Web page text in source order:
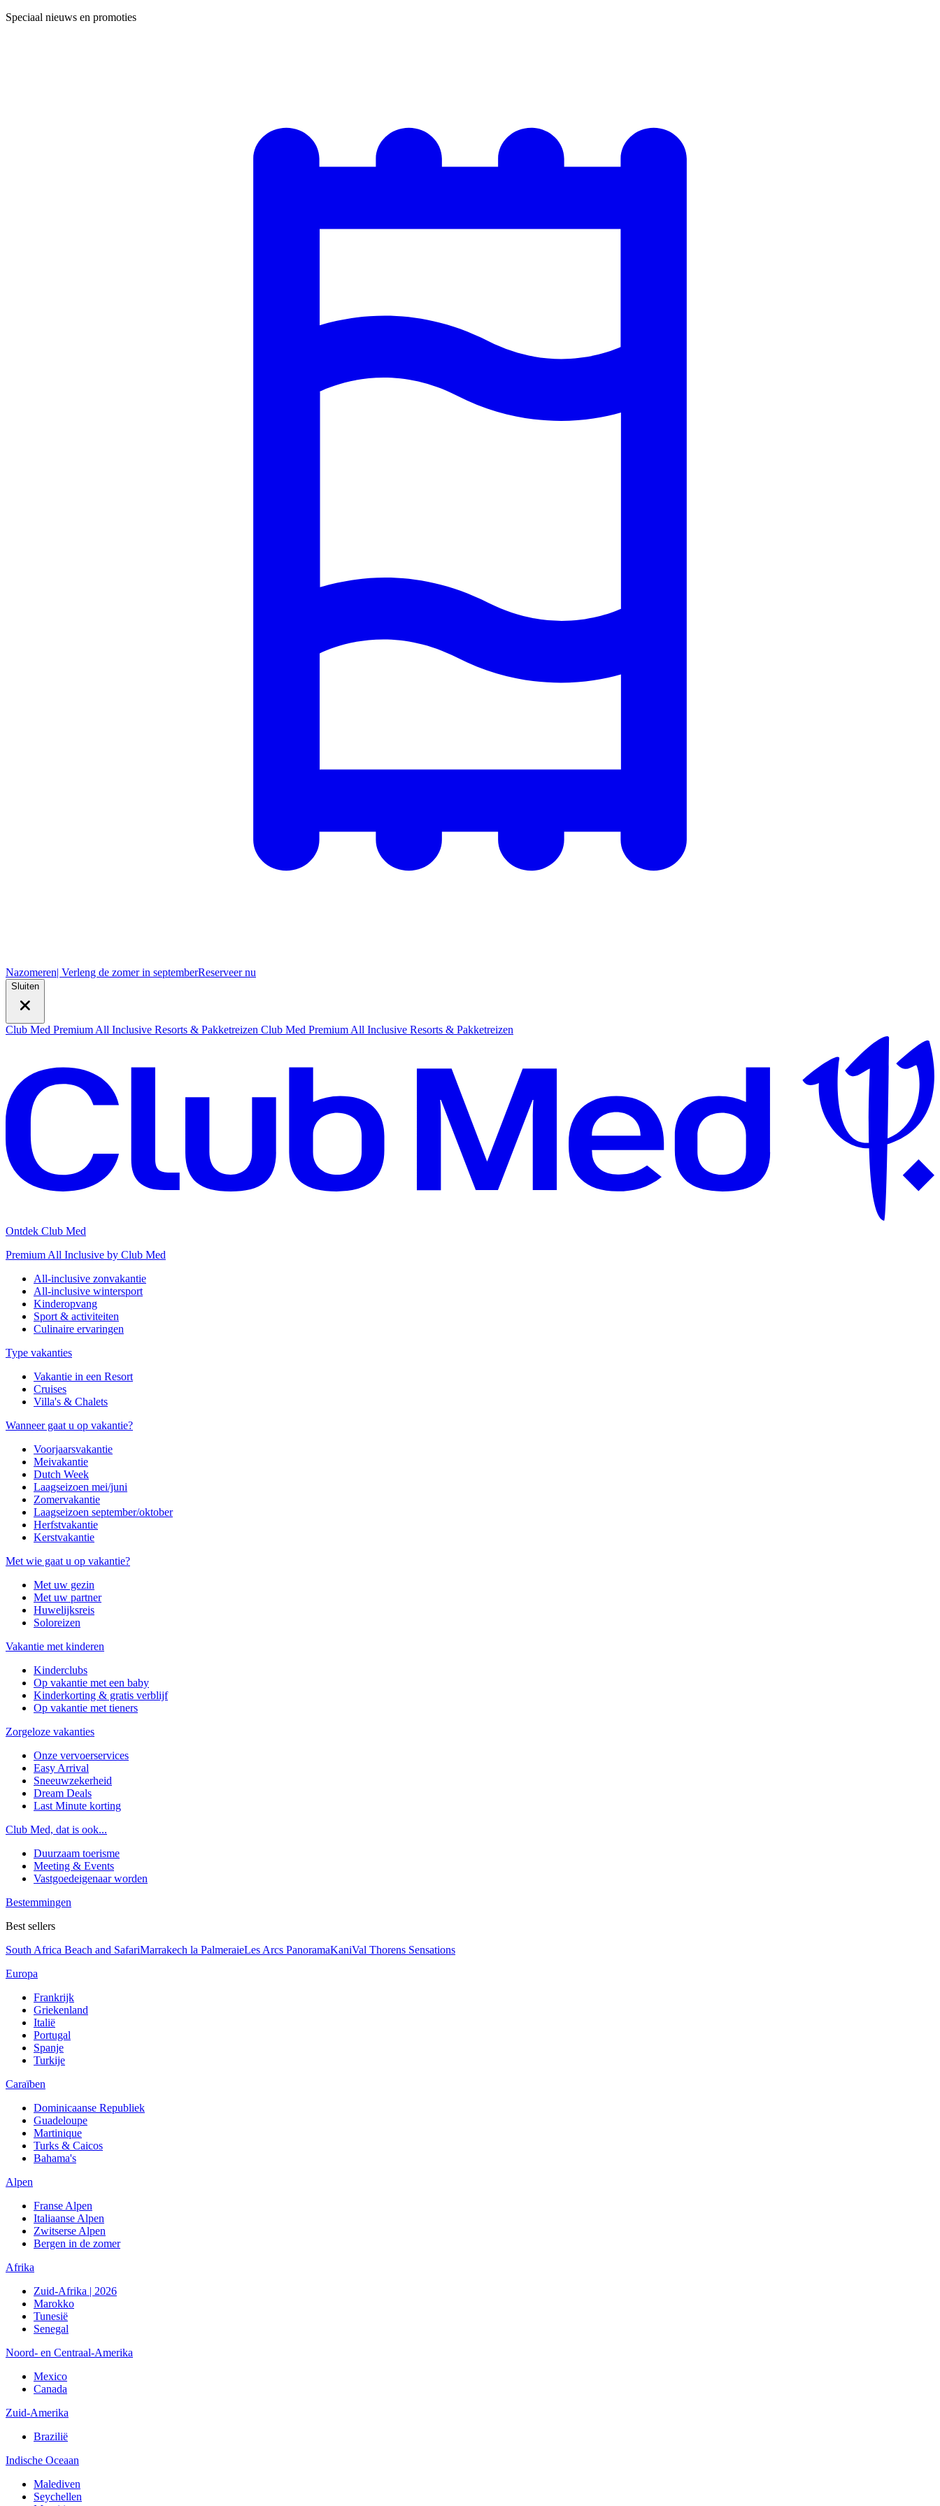
Speciaal nieuws en promoties
Nazomeren| Verleng de zomer in septemberReserveer nu
Sluiten
Club Med Premium All Inclusive Resorts & Pakketreizen Club Med Premium All Inclusive Resorts & Pakketreizen
Ontdek Club Med
Premium All Inclusive by Club Med
All-inclusive zonvakantie
All-inclusive wintersport
Kinderopvang
Sport & activiteiten
Culinaire ervaringen
Type vakanties
Vakantie in een Resort
Cruises
Villa's & Chalets
Wanneer gaat u op vakantie?
Voorjaarsvakantie
Meivakantie
Dutch Week
Laagseizoen mei/juni
Zomervakantie
Laagseizoen september/oktober
Herfstvakantie
Kerstvakantie
Met wie gaat u op vakantie?
Met uw gezin
Met uw partner
Huwelijksreis
Soloreizen
Vakantie met kinderen
Kinderclubs
Op vakantie met een baby
Kinderkorting & gratis verblijf
Op vakantie met tieners
Zorgeloze vakanties
Onze vervoerservices
Easy Arrival
Sneeuwzekerheid
Dream Deals
Last Minute korting
Club Med, dat is ook...
Duurzaam toerisme
Meeting & Events
Vastgoedeigenaar worden
Bestemmingen
Best sellers
South Africa Beach and SafariMarrakech la PalmeraieLes Arcs PanoramaKaniVal Thorens Sensations
Europa
Frankrijk
Griekenland
Italië
Portugal
Spanje
Turkije
Caraïben
Dominicaanse Republiek
Guadeloupe
Martinique
Turks & Caicos
Bahama's
Alpen
Franse Alpen
Italiaanse Alpen
Zwitserse Alpen
Bergen in de zomer
Afrika
Zuid-Afrika | 2026
Marokko
Tunesië
Senegal
Noord- en Centraal-Amerika
Mexico
Canada
Zuid-Amerika
Brazilië
Indische Oceaan
Malediven
Seychellen